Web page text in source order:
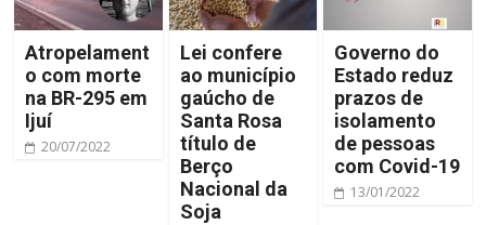
Atropelament
o com morte
na BR-295 em
Ijuí
20/07/2022
Lei confere
ao município
gaúcho de
Santa Rosa
título de
Berço
Nacional da
Soja
Governo do
Estado reduz
prazos de
isolamento
de pessoas
com Covid-19
13/01/2022